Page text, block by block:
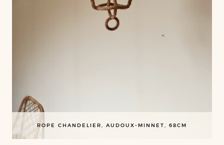
ROPE CHANDELIER, AUDOUX-MINNET, 68CM